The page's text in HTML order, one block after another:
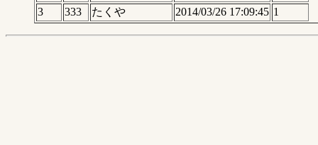
3
333 たくや 2014/03/26 17:09:45 1